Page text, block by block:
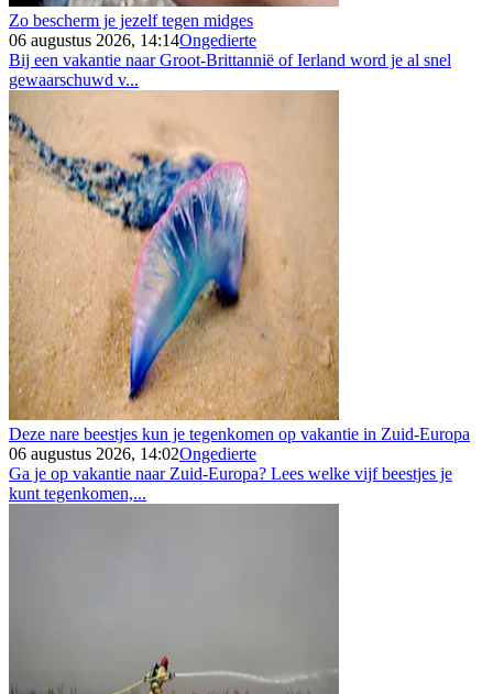
Zo bescherm je jezelf tegen midges
06 augustus 2026, 14:14Ongedierte
Bij een vakantie naar Groot-Brittannië of Ierland word je al snel
gewaarschuwd v...
Deze nare beestjes kun je tegenkomen op vakantie in Zuid-Europa
06 augustus 2026, 14:02Ongedierte
Ga je op vakantie naar Zuid-Europa? Lees welke vijf beestjes je
kunt tegenkomen,...